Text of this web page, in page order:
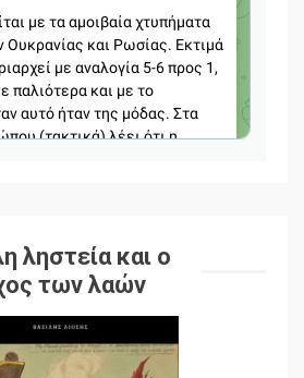
ληστεία και ο
των λαών